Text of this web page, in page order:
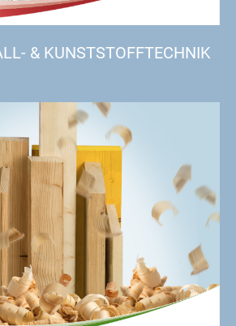
& KUNSTSTOFFTECHNIK